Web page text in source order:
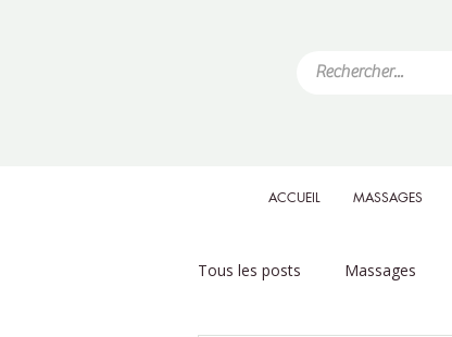
ACCUEIL MASSAGES
Tous les posts Massages